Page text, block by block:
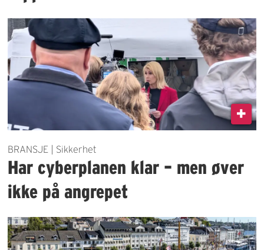
BRANSJE | Sikkerhet
Har cyberplanen klar – men øver
ikke på angrepet